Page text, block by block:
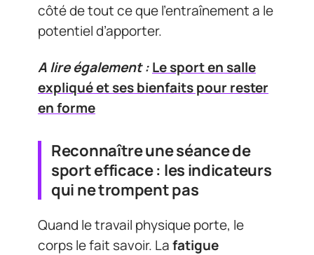
côté de tout ce que l’entraînement a le
potentiel d’apporter.
A lire également :Le sport en salle
expliqué et ses bienfaits pour rester
en forme
Reconnaître une séance de
sport efficace : les indicateurs
qui ne trompent pas
Quand le travail physique porte, le
corps le fait savoir. Lafatigue